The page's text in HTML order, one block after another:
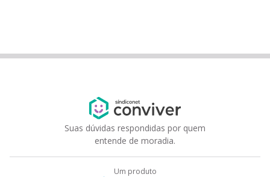
Suas dúvidas respondidas por quem
entende de moradia.
Um produto